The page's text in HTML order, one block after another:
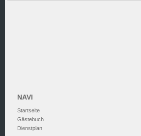
NAVI
Startseite
Gästebuch
Dienstplan